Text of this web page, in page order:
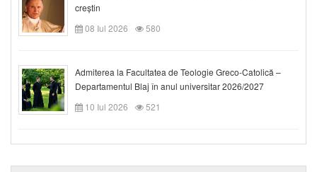
creștin
08 Iul 2026
580
Admiterea la Facultatea de Teologie Greco-Catolică –
Departamentul Blaj în anul universitar 2026/2027
10 Iul 2026
521